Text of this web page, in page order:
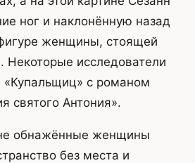
ног и наклонённую назад
женщины, стоящей
Некоторые исследователи
«Купальщиц» с романом
святого Антония».
обнажённые женщины
без места и